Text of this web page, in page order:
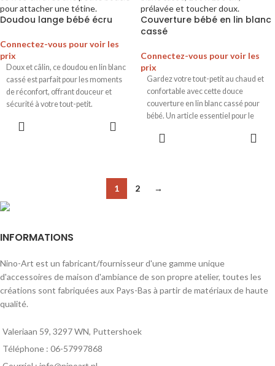
Doudou lange bébé écru
Connectez-vous pour voir les
prix
Doux et câlin, ce doudou en lin blanc
cassé est parfait pour les moments
de réconfort, offrant douceur et
sécurité à votre tout-petit.
Couverture bébé en lin blanc
cassé
Connectez-vous pour voir les
prix
Gardez votre tout-petit au chaud et
confortable avec cette douce
couverture en lin blanc cassé pour
bébé. Un article essentiel pour le
d'enfant.
1 2 →
INFORMATIONS
Nino-Art est un fabricant/fournisseur d'une gamme unique
d'accessoires de maison d'ambiance de son propre atelier, toutes les
créations sont fabriquées aux Pays-Bas à partir de matériaux de haute
qualité.
Valeriaan 59, 3297 WN, Puttershoek
Téléphone : 06-57997868